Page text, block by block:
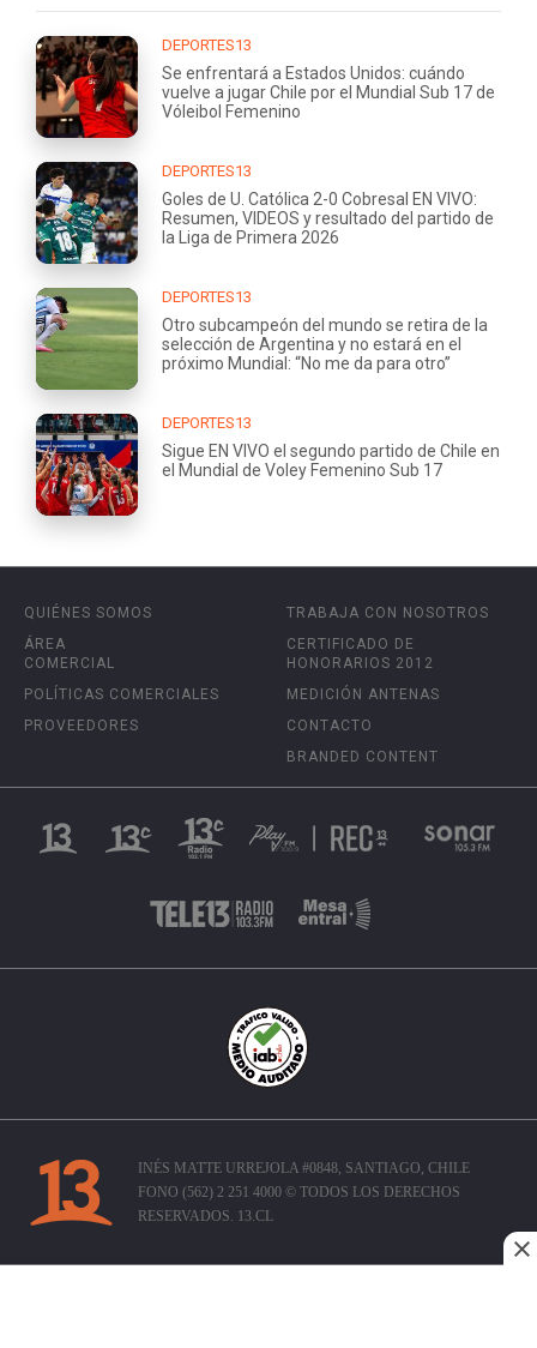
DEPORTES13
Se enfrentará a Estados Unidos: cuándo
vuelve a jugar Chile por el Mundial Sub 17 de
Vóleibol Femenino
DEPORTES13
Goles de U. Católica 2-0 Cobresal EN VIVO:
Resumen, VIDEOS y resultado del partido de
la Liga de Primera 2026
DEPORTES13
Otro subcampeón del mundo se retira de la
selección de Argentina y no estará en el
próximo Mundial: “No me da para otro”
DEPORTES13
Sigue EN VIVO el segundo partido de Chile en
el Mundial de Voley Femenino Sub 17
QUIÉNES SOMOS
ÁREA
COMERCIAL
POLÍTICAS COMERCIALES
PROVEEDORES
TRABAJA CON NOSOTROS
CERTIFICADO DE
HONORARIOS 2012
MEDICIÓN ANTENAS
CONTACTO
BRANDED CONTENT
INÉS MATTE URREJOLA #0848, SANTIAGO, CHILE
FONO (562) 2 251 4000 © TODOS LOS DERECHOS
RESERVADOS. 13.CL